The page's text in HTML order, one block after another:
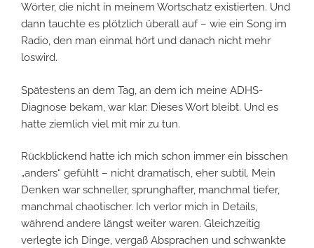
Wörter, die nicht in meinem Wortschatz existierten. Und
dann tauchte es plötzlich überall auf – wie ein Song im
Radio, den man einmal hört und danach nicht mehr
loswird.
Spätestens an dem Tag, an dem ich meine ADHS-
Diagnose bekam, war klar: Dieses Wort bleibt. Und es
hatte ziemlich viel mit mir zu tun.
Rückblickend hatte ich mich schon immer ein bisschen
„anders“ gefühlt – nicht dramatisch, eher subtil. Mein
Denken war schneller, sprunghafter, manchmal tiefer,
manchmal chaotischer. Ich verlor mich in Details,
während andere längst weiter waren. Gleichzeitig
verlegte ich Dinge, vergaß Absprachen und schwankte